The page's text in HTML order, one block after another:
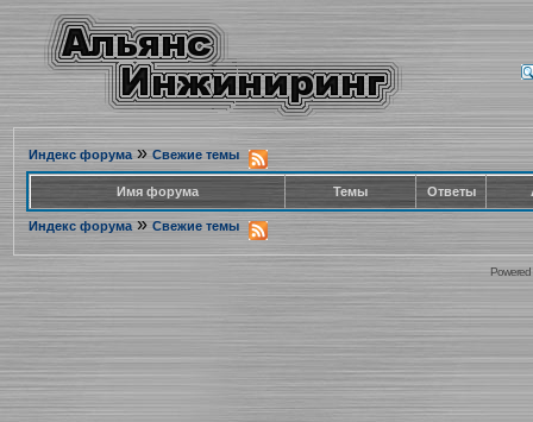
Индекс форума» Свежие темы
Имя форума Темы Ответы
Индекс форума » Свежие темы